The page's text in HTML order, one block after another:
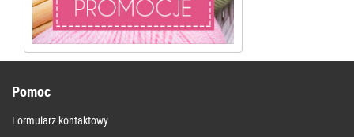
Pomoc
Formularz kontaktowy